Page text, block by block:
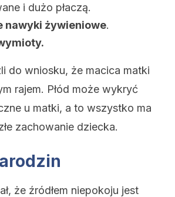
i dużo płaczą.
nawyki żywieniowe.
do wniosku, że macica matki
rajem. Płód może wykryć
u matki, a to wszystko ma
zachowanie dziecka.
że źródłem niepokoju jest